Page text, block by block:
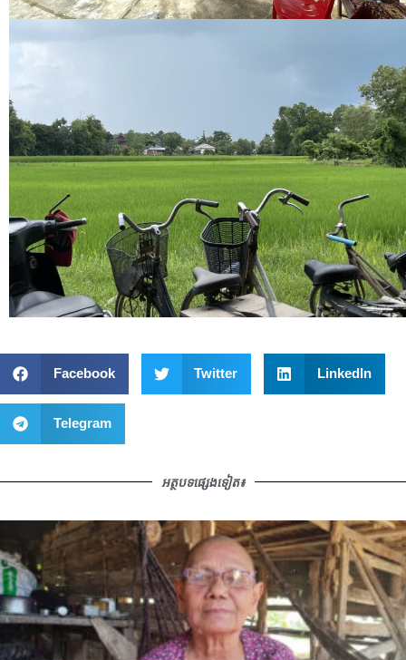
Facebook Twitter LinkedIn
Telegram
អត្ថបទផ្សេងទៀត៖